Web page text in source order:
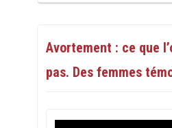
Avortement : ce que
pas. Des femmes